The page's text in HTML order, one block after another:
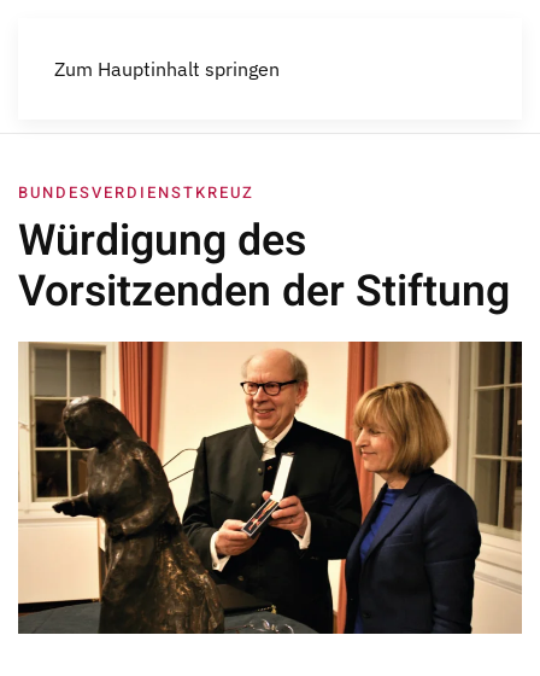
Zum Hauptinhalt springen
BUNDESVERDIENSTKREUZ
Würdigung des
Vorsitzenden der Stiftung